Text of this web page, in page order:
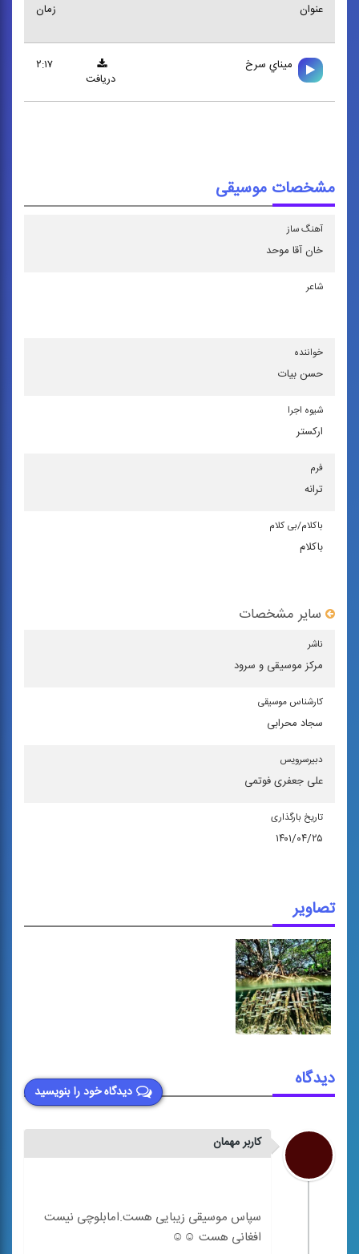
عنوان زمان
ميناي سرخ
۲:۱۷
دریافت
مشخصات موسیقی
آهنگ ساز
خان‌ آقا موحد
شاعر
خواننده
حسن بیات
شیوه اجرا
اركستر
فرم
ترانه
باكلام/بی كلام
باکلام
سایر مشخصات
ناشر
مركز موسیقی و سرود
كارشناس موسیقی
سجاد محرابی
دبیرسرویس
علی جعفری فوتمی
تاریخ بارگذاری
۱۴۰۱/۰۴/۲۵
تصاویر
دیدگاه خود را بنویسید
دیدگاه
کاربر مهمان
سپاس موسیقی زیبایی هست.امابلوچی نیست